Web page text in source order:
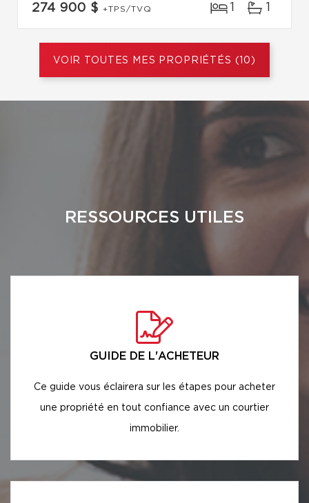
274 900 $ +TPS/TVQ 1 1
VOIR TOUTES MES PROPRIÉTÉS (10)
RESSOURCES UTILES
GUIDE DE L'ACHETEUR
Ce guide vous éclairera sur les étapes pour acheter
une propriété en tout confiance avec un courtier
immobilier.